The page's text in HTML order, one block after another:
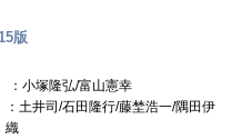
版
：小塚隆弘/富山憲幸
：土井司/石田隆行/藤埜浩一/隅田伊
織